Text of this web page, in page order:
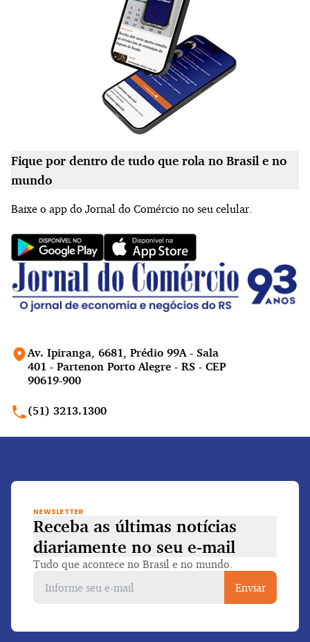
Av. Ipiranga, 6681, Prédio 99A - Sala
401 - Partenon Porto Alegre - RS - CEP
90619-900
(51) 3213.1300
Fique por dentro de tudo que rola no Brasil e no
mundo
Baixe o app do Jornal do Comércio no seu celular.
NEWSLETTER
Receba as últimas notícias
diariamente no seu e-mail
Tudo que acontece no Brasil e no mundo.
Enviar